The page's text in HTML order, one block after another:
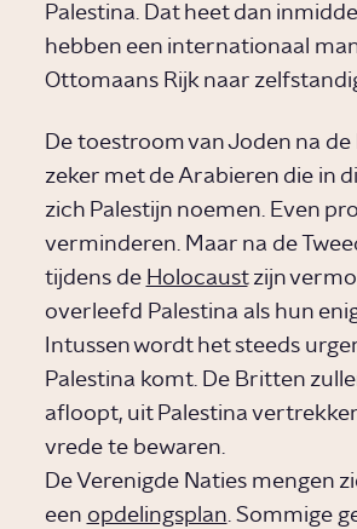
Palestina. Dat heet dan
hebben een internationaal
Ottomaans Rijk naar
De toestroom van Joden na
zeker met de Arabieren die in
zich Palestijn noemen. Even
verminderen. Maar na de
tijdens de Holocaustzijn
overleefd Palestina als hun
Intussen wordt het steeds
Palestina komt. De Britten
afloopt, uit Palestina
vrede te bewaren.
De Verenigde Naties mengen
een opdelingsplan. Sommige